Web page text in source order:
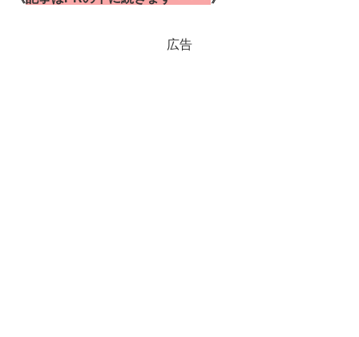
広告